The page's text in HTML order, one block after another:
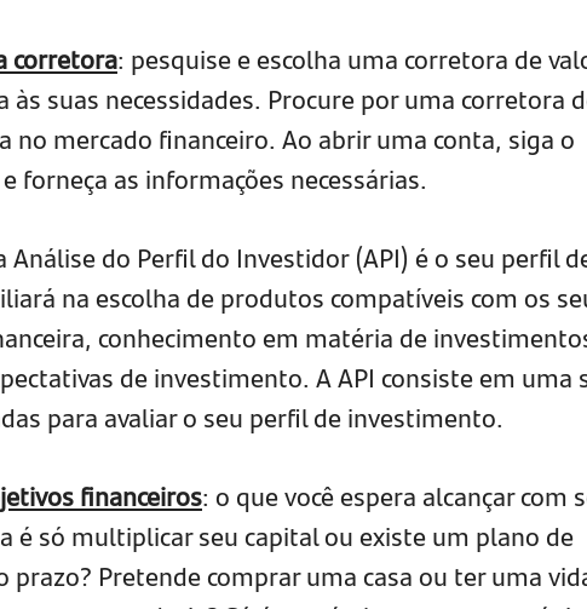
corretora: pesquise e escolha uma corretora de
às suas necessidades. Procure por uma corretora
no mercado financeiro. Ao abrir uma conta, siga o
forneça as informações necessárias.
Análise do Perfil do Investidor (API) é o seu perfil
na escolha de produtos compatíveis com os
conhecimento em matéria de
de investimento. A API consiste em uma
para avaliar o seu perfil de investimento.
financeiros: o que você espera alcançar com
é só multiplicar seu capital ou existe um plano de
Pretende comprar uma casa ou ter uma